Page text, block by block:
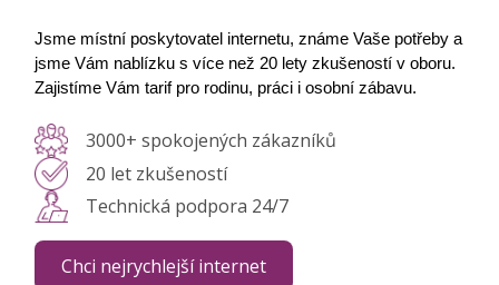
Jsme místní poskytovatel internetu, známe Vaše potřeby a
jsme Vám nablízku s více než 20 lety zkušeností v oboru.
Zajistíme Vám tarif pro rodinu, práci i osobní zábavu.
3000+ spokojených zákazníků
20 let zkušeností
Technická podpora 24/7
Chci nejrychlejší internet